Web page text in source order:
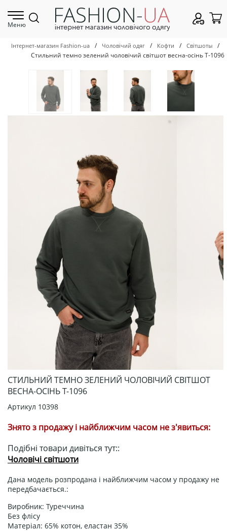
Меню
Інтернет-магазин Fashion-ua / Чоловічий одяг / Кофти / Світшоты
/
Стильний темно зелений чоловічий світшот весна-осінь Т-1096
СТИЛЬНИЙ ТЕМНО ЗЕЛЕНИЙ ЧОЛОВІЧИЙ СВІТШОТ
ВЕСНА-ОСІНЬ Т-1096
Артикул 10398
Знято з продажу і найближчим часом не з'явиться:
Подібні товари дивіться тут::
Чоловічі світшоти
Дана модель розпродана і найближчим часом у продажу не
передбачається.:
Виробник: Туреччина
Без флісу
Матеріал: 65% котон, еластан 35%